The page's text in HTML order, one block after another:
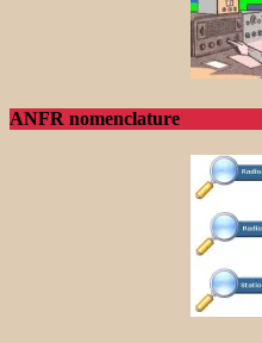
ANFR nomenclature